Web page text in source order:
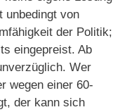
unbedingt von
der Politik;
eingepreist. Ab
Wer
wegen einer 60-
der kann sich